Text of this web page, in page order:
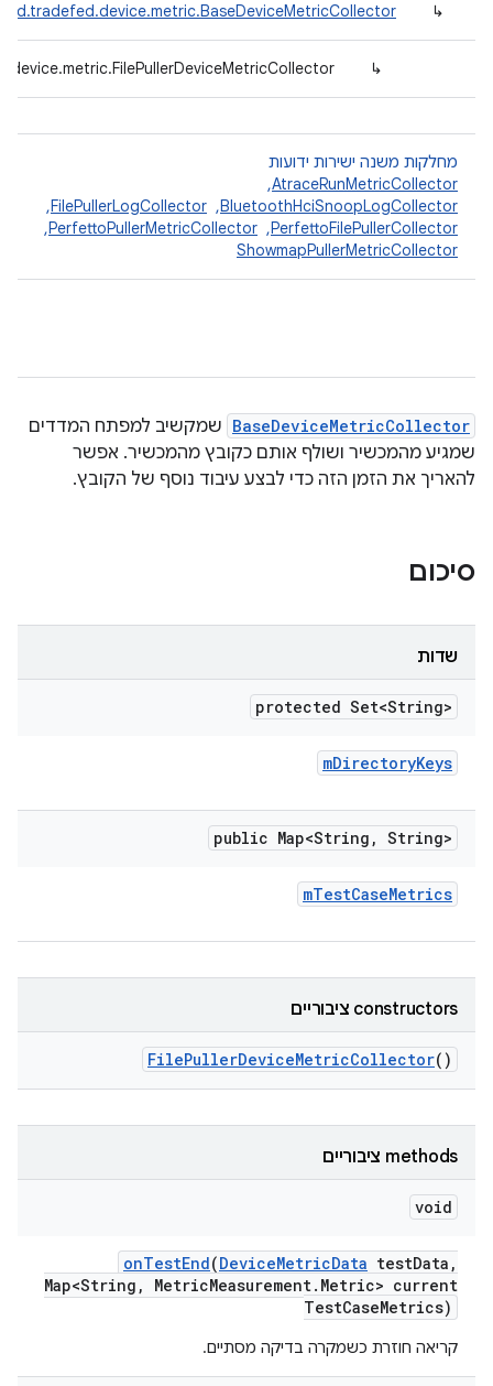
↳
↳
מחלקות משנה ישירות ידועות
AtraceRunMetricCollector
, ‏
BluetoothHciSnoopLogCollector
, ‏
FilePullerLogCollector
, ‏
PerfettoFilePullerCollector
, ‏
PerfettoPullerMetricCollector
, ‏
ShowmapPullerMetricCollector
BaseDeviceMetricCollector שמקשיב למפתח המדדים
שמגיע מהמכשיר ושולף אותם כקובץ מהמכשיר. אפשר
להאריך את הזמן הזה כדי לבצע עיבוד נוסף של הקובץ.
סיכום
שדות
protected Set<String>
mDirectoryKeys
public Map<String , String>
mTestCaseMetrics
‫constructors ציבוריים
FilePullerDeviceMetricCollector()
‫methods ציבוריים
void
onTestEnd(DeviceMetricData testData ,
Map<String , MetricMeasurement. Metric> current
TestCaseMetrics)
קריאה חוזרת כשמקרה בדיקה מסתיים.